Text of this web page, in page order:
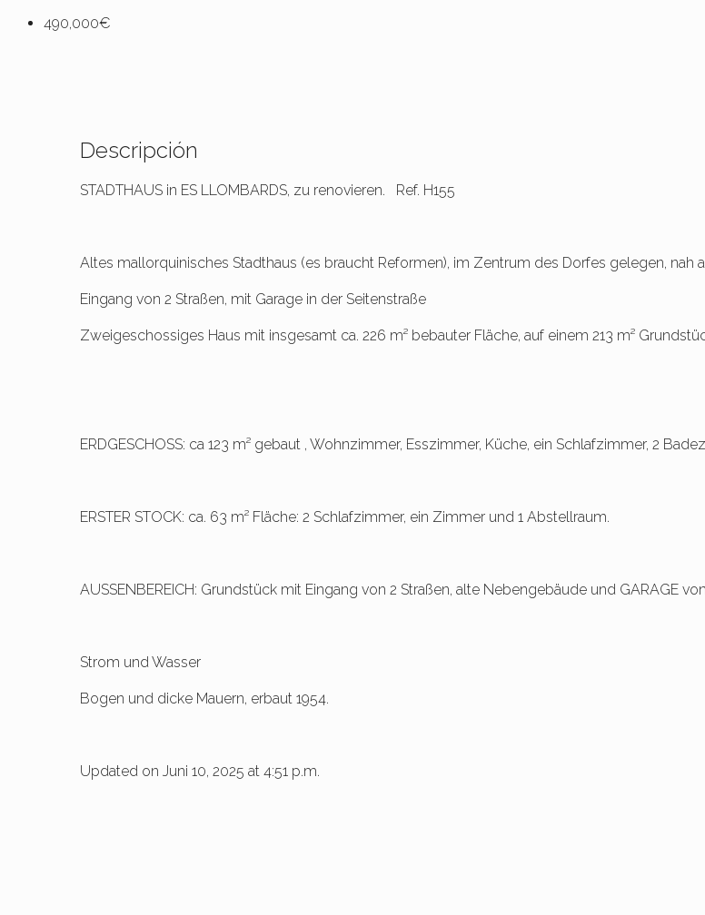
490,000€
Descripción
STADTHAUS in ES LLOMBARDS, zu renovieren. Ref. H155
Altes mallorquinisches Stadthaus (es braucht Reformen), im Zentrum des Dorfes gelegen, nah
Eingang von 2 Straßen, mit Garage in der Seitenstraße
Zweigeschossiges Haus mit insgesamt ca. 226 m² bebauter Fläche, auf einem 213 m²
ERDGESCHOSS: ca 123 m² gebaut , Wohnzimmer, Esszimmer, Küche, ein Schlafzimmer, 2
ERSTER STOCK: ca. 63 m² Fläche: 2 Schlafzimmer, ein Zimmer und 1 Abstellraum.
AUSSENBEREICH: Grundstück mit Eingang von 2 Straßen, alte Nebengebäude und GARAGE
Strom und Wasser
Bogen und dicke Mauern, erbaut 1954.
Updated on Juni 10, 2025 at 4:51 p.m.